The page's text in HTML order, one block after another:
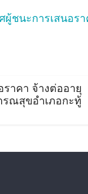
ผู้ชนะการเสนอร
าคา จ้างต่ออายุ
รณสุขอำเภอกะทู้